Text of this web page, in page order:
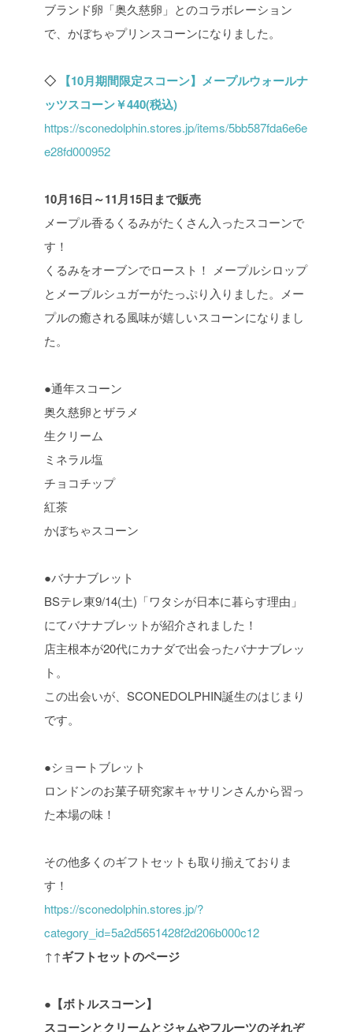
ブランド卵「奥久慈卵」とのコラボレーション
で、かぼちゃプリンスコーンになりました。
◇ 【10月期間限定スコーン】メープルウォールナ
ッツスコーン￥440(税込)
https://sconedolphin.stores.jp/items/5bb587fda6e6e
e28fd000952
10月16日～11月15日まで販売
メープル香るくるみがたくさん入ったスコーンで
す！
くるみをオーブンでロースト！ メープルシロップ
とメープルシュガーがたっぷり入りました。メー
プルの癒される風味が嬉しいスコーンになりまし
た。
●通年スコーン
奥久慈卵とザラメ
生クリーム
ミネラル塩
チョコチップ
紅茶
かぼちゃスコーン
●バナナブレット
BSテレ東9/14(土)「ワタシが日本に暮らす理由」
にてバナナブレットが紹介されました！
店主根本が20代にカナダで出会ったバナナブレッ
ト。
この出会いが、SCONEDOLPHIN誕生のはじまり
です。
●ショートブレット
ロンドンのお菓子研究家キャサリンさんから習っ
た本場の味！
その他多くのギフトセットも取り揃えておりま
す！
https://sconedolphin.stores.jp/?
category_id=5a2d5651428f2d206b000c12
↑↑ギフトセットのページ
● 【ボトルスコーン】
スコーンとクリームとジャムやフルーツのそれぞ